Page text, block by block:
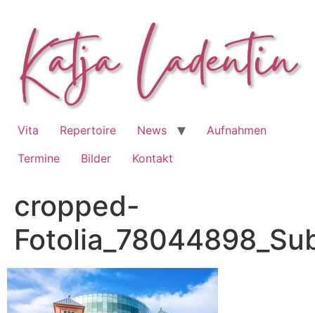
springen
Vita Repertoire News
Aufnahmen
Termine
Bilder Kontakt
cropped-